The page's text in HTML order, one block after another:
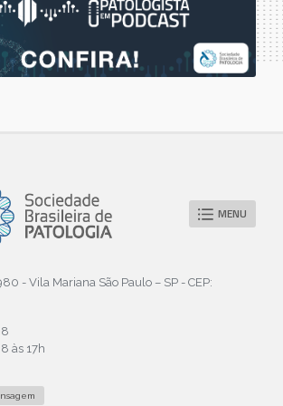
MENU
- Vila Mariana São Paulo – SP - CEP:
às 17h